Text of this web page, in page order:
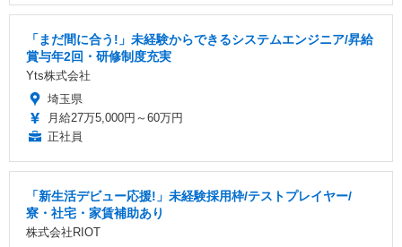
「まだ間に合う!」未経験からできるシステムエンジニア/昇給
賞与年2回・研修制度充実
Yts株式会社
埼玉県
月給27万5,000円～60万円
正社員
「新生活デビュー応援!」未経験採用枠/テストプレイヤー/
寮・社宅・家賃補助あり
株式会社RIOT